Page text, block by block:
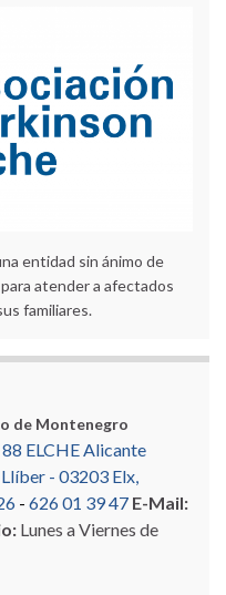
entidad sin ánimo de
atender a afectados
familiares.
de Montenegro
ELCHE Alicante
- 03203 Elx,
- 626 01 39 47 E-Mail:
Lunes a Viernes de